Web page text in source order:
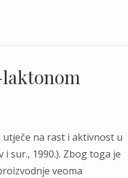
na rast i aktivnost u
sur., 1990.). Zbog toga je
veoma